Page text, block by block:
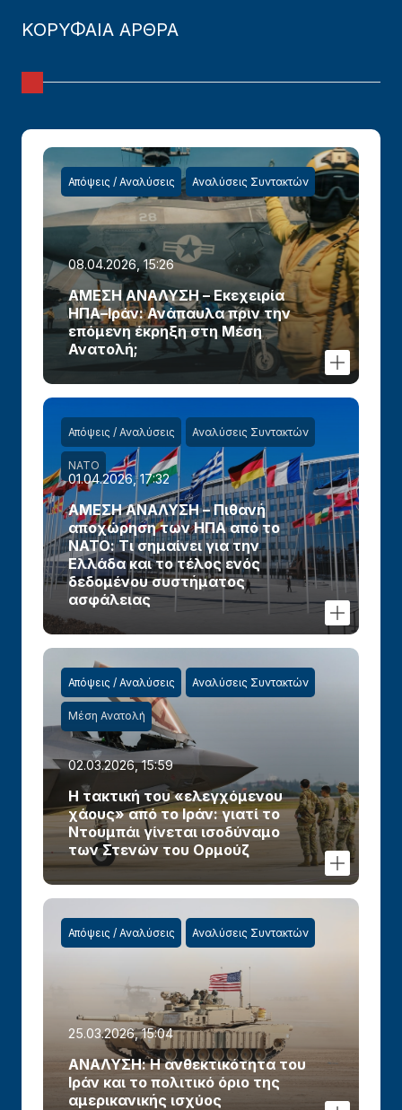
ΚΟΡΥΦΑΙΑ ΑΡΘΡΑ
Απόψεις / Αναλύσεις Αναλύσεις Συντακτών
08.04.2026, 15:26
ΑΜΕΣΗ ΑΝΑΛΥΣΗ – Εκεχειρία
ΗΠΑ–Ιράν: Ανάπαυλα πριν την
επόμενη έκρηξη στη Μέση
Ανατολή;
Απόψεις / Αναλύσεις Αναλύσεις Συντακτών
ΝΑΤΟ
01.04.2026, 17:32
ΑΜΕΣΗ ΑΝΑΛΥΣΗ – Πιθανή
αποχώρηση των ΗΠΑ από το
ΝΑΤΟ: Τι σημαίνει για την
Ελλάδα και το τέλος ενός
δεδομένου συστήματος
ασφάλειας
Απόψεις / Αναλύσεις Αναλύσεις Συντακτών
Μέση Ανατολή
02.03.2026, 15:59
Η τακτική του «ελεγχόμενου
χάους» από το Ιράν: γιατί το
Ντουμπάι γίνεται ισοδύναμο
των Στενών του Ορμούζ
Απόψεις / Αναλύσεις Αναλύσεις Συντακτών
25.03.2026, 15:04
ΑΝΑΛΥΣΗ: Η ανθεκτικότητα του
Ιράν και το πολιτικό όριο της
αμερικανικής ισχύος